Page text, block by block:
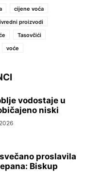
cijene voća
proizvodi
Tasovčići
voće
vodostaje u
niski
svečano proslavila
Biskup